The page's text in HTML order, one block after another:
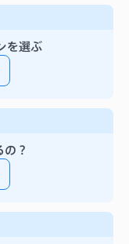
を選ぶ
？